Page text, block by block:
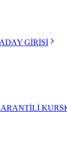
ADAY GİRİŞİ
KURS